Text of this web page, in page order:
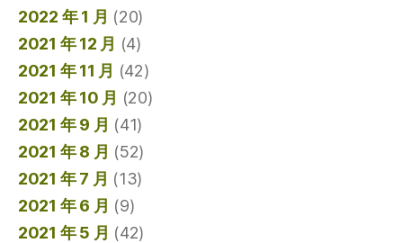
2022 年 1 月 (20)
2021 年 12 月 (4)
2021 年 11 月 (42)
2021 年 10 月 (20)
2021 年 9 月 (41)
2021 年 8 月 (52)
2021 年 7 月 (13)
2021 年 6 月 (9)
2021 年 5 月 (42)